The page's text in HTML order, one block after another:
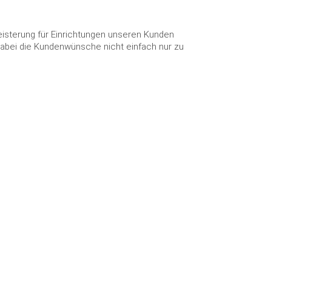
für Einrichtungen unseren Kunden
die Kundenwünsche nicht einfach nur zu